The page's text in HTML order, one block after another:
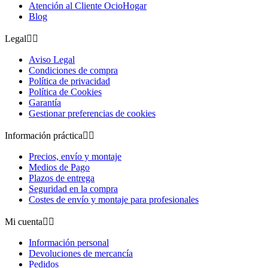
Atención al Cliente OcioHogar
Blog
Legal 
Aviso Legal
Condiciones de compra
Política de privacidad
Política de Cookies
Garantía
Gestionar preferencias de cookies
Información práctica 
Precios, envío y montaje
Medios de Pago
Plazos de entrega
Seguridad en la compra
Costes de envío y montaje para profesionales
Mi cuenta 
Información personal
Devoluciones de mercancía
Pedidos